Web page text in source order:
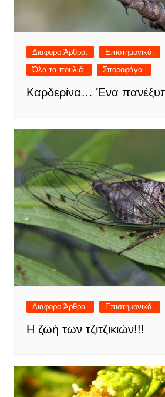
Διαφορα Άρθρα. Επιστημονικά.
Όλα τα πουλιά.
Σποροφάγα.
Καρδερίνα… Ένα
Διαφορα Άρθρα. Επιστημονικά.
Η ζωή των τζιτζικιών!!!